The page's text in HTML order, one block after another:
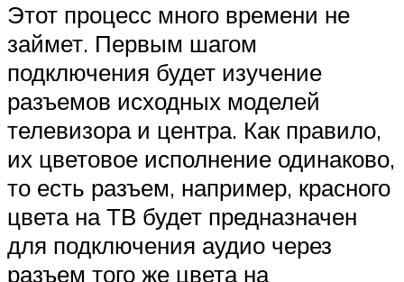
Этот процесс много времени не
займет. Первым шагом
подключения будет изучение
разъемов исходных моделей
телевизора и центра. Как правило,
их цветовое исполнение одинаково,
то есть разъем, например, красного
цвета на ТВ будет предназначен
для подключения аудио через
разъем того же цвета на